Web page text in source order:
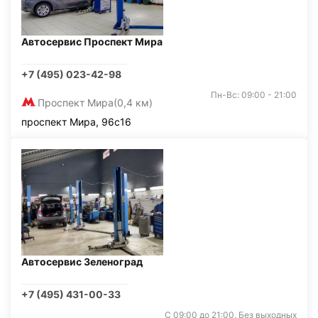
Автосервис Проспект Мира
+7 (495) 023-42-98
Проспект Мира(0,4 км)
Пн-Вс: 09:00 - 21:00
проспект Мира, 96с16
Автосервис Зеленоград
+7 (495) 431-00-33
С 09:00 до 21:00. Без выходных